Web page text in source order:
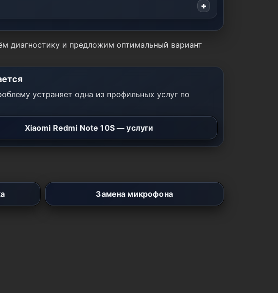
диагностику и предложим оптимальный вариант
устраняет одна из профильных услуг по
Xiaomi Redmi Note 10S — услуги
Замена микрофона